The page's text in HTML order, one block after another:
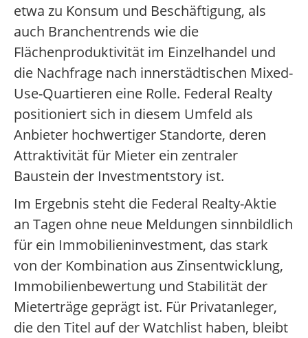
etwa zu Konsum und Beschäftigung, als
auch Branchentrends wie die
Flächenproduktivität im Einzelhandel und
die Nachfrage nach innerstädtischen Mixed-
Use-Quartieren eine Rolle. Federal Realty
positioniert sich in diesem Umfeld als
Anbieter hochwertiger Standorte, deren
Attraktivität für Mieter ein zentraler
Baustein der Investmentstory ist.
Im Ergebnis steht die Federal Realty-Aktie
an Tagen ohne neue Meldungen sinnbildlich
für ein Immobilieninvestment, das stark
von der Kombination aus Zinsentwicklung,
Immobilienbewertung und Stabilität der
Mieterträge geprägt ist. Für Privatanleger,
die den Titel auf der Watchlist haben, bleibt